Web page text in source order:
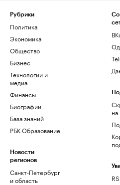
Рубрики
Политика
Экономика
Общество
Бизнес
Технологии и
медиа
Финансы
Биографии
База знаний
РБК Образование
Новости
регионов
Санкт-Петербург
и область